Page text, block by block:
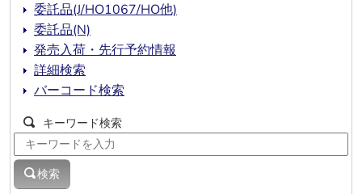
委託品(J/HO1067/HO他)
委託品(N)
発売入荷・先行予約情報
詳細検索
バーコード検索
キーワード検索
検索